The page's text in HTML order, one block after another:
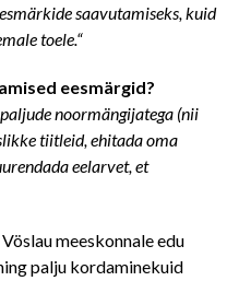
saavutamiseks, kuid
toele.“
eesmärgid?
noormängijatega (nii
tiitleid, ehitada oma
eelarvet, et
meeskonnale edu
palju kordaminekuid